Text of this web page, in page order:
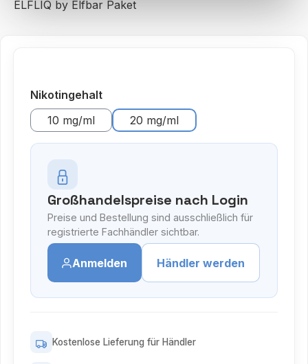
ELFLIQ by Elfbar Paket
Nikotingehaltauswählen
10 mg/ml
20 mg/ml
Großhandelspreise nach Login
Preise und Bestellung sind ausschließlich für
registrierte Fachhändler sichtbar.
Anmelden Händler werden
Kostenlose Lieferung für Händler